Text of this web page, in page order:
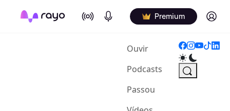
On Air Podcasts Premium Log in
Ouvir(current)
Podcasts
Passou